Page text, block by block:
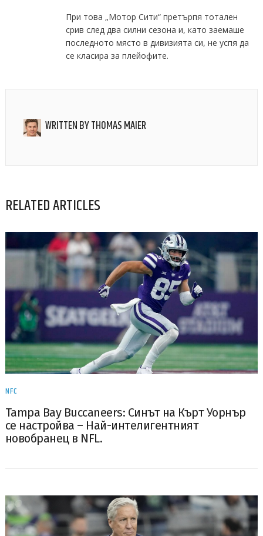
При това „Мотор Сити“ претърпя тотален
срив след два силни сезона и, като заемаше
последното място в дивизията си, не успя да
се класира за плейофите.
WRITTEN BYTHOMAS MAIER
RELATED ARTICLES
NFC
Tampa Bay Buccaneers: Синът на Кърт Уорнър
се настройва – Най-интелигентният
новобранец в NFL.